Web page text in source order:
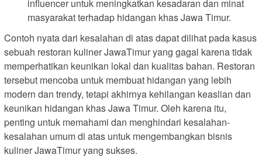
influencer untuk meningkatkan kesadaran dan minat
masyarakat terhadap hidangan khas Jawa Timur.
Contoh nyata dari kesalahan di atas dapat dilihat pada kasus
sebuah restoran kuliner JawaTimur yang gagal karena tidak
memperhatikan keunikan lokal dan kualitas bahan. Restoran
tersebut mencoba untuk membuat hidangan yang lebih
modern dan trendy, tetapi akhirnya kehilangan keaslian dan
keunikan hidangan khas Jawa Timur. Oleh karena itu,
penting untuk memahami dan menghindari kesalahan-
kesalahan umum di atas untuk mengembangkan bisnis
kuliner JawaTimur yang sukses.